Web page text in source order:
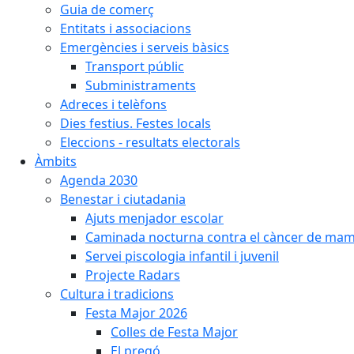
Guia de comerç
Entitats i associacions
Emergències i serveis bàsics
Transport públic
Subministraments
Adreces i telèfons
Dies festius. Festes locals
Eleccions - resultats electorals
Àmbits
Agenda 2030
Benestar i ciutadania
Ajuts menjador escolar
Caminada nocturna contra el càncer de
Servei piscologia infantil i juvenil
Projecte Radars
Cultura i tradicions
Festa Major 2026
Colles de Festa Major